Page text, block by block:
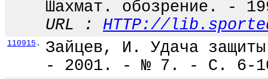
Шахмат. обозрение. -
URL : HTTP://
110915 .
Зайцев, И. Удача
- 2001. - № 7. - С. 6-